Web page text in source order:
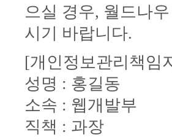
으실 경우, 월드나
시기 바랍니다.
[개인정보관리책임
성명 : 홍길동
소속 : 웹개발부
직책 : 과장